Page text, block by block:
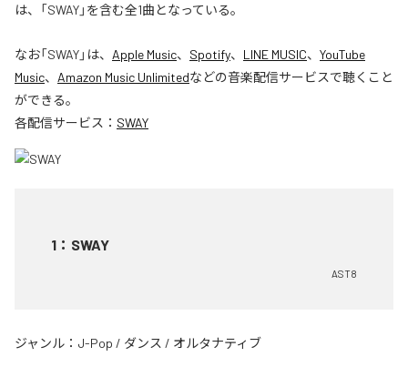
は、「SWAY」を含む全1曲となっている。
なお「SWAY」は、 Apple Music、 Spotify、 LINE MUSIC、 YouTube
Music、 Amazon Music Unlimitedなどの音楽配信サービスで聴くこと
ができる。
各配信サービス： SWAY
1 ： SWAY
AST8
ジャンル： J-Pop / ダンス / オルタナティブ